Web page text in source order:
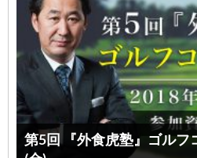
第5回 『外食虎塾』ゴルフ